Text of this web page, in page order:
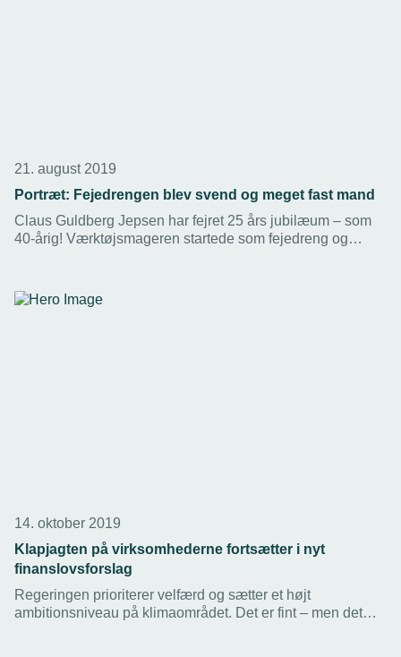
21. august 2019
Portræt: Fejedrengen blev svend og meget fast mand
Claus Guldberg Jepsen har fejret 25 års jubilæum – som
40-årig! Værktøjsmageren startede som fejedreng og
14. oktober 2019
Klapjagten på virksomhederne fortsætter i nyt
finanslovsforslag
Regeringen prioriterer velfærd og sætter et højt
ambitionsniveau på klimaområdet. Det er fint – men det